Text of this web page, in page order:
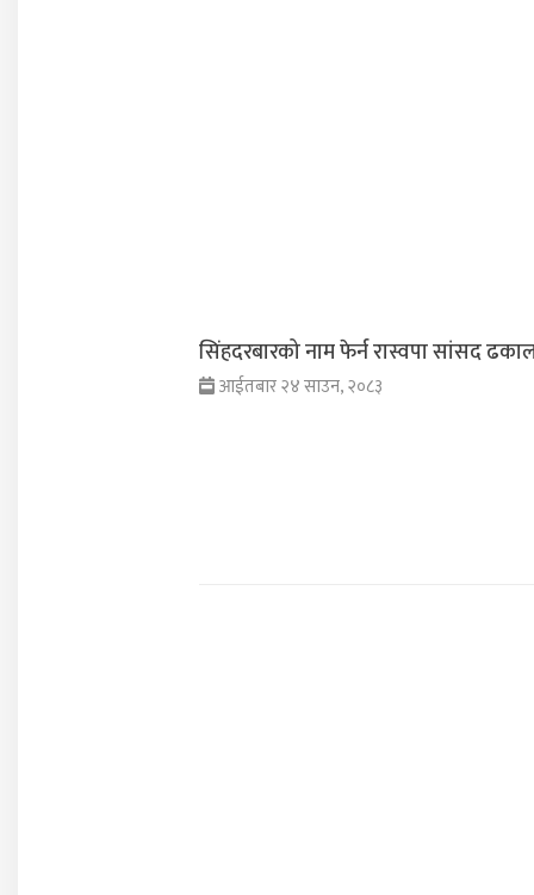
सिंहदरबारको नाम फेर्न रास्वपा सांसद
आईतबार २४ साउन, २०८३